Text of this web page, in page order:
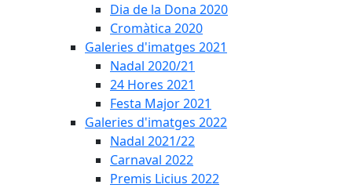
Dia de la Dona 2020
Cromàtica 2020
Galeries d'imatges 2021
Nadal 2020/21
24 Hores 2021
Festa Major 2021
Galeries d'imatges 2022
Nadal 2021/22
Carnaval 2022
Premis Licius 2022